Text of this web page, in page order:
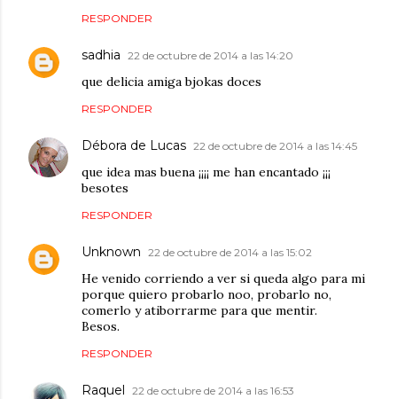
RESPONDER
sadhia 22 de octubre de 2014 a las 14:20
que delicia amiga bjokas doces
RESPONDER
Débora de Lucas 22 de octubre de 2014 a las 14:45
que idea mas buena ¡¡¡¡ me han encantado ¡¡¡
besotes
RESPONDER
Unknown 22 de octubre de 2014 a las 15:02
He venido corriendo a ver si queda algo para mi
porque quiero probarlo noo, probarlo no,
comerlo y atiborrarme para que mentir.
Besos.
RESPONDER
Raquel 22 de octubre de 2014 a las 16:53